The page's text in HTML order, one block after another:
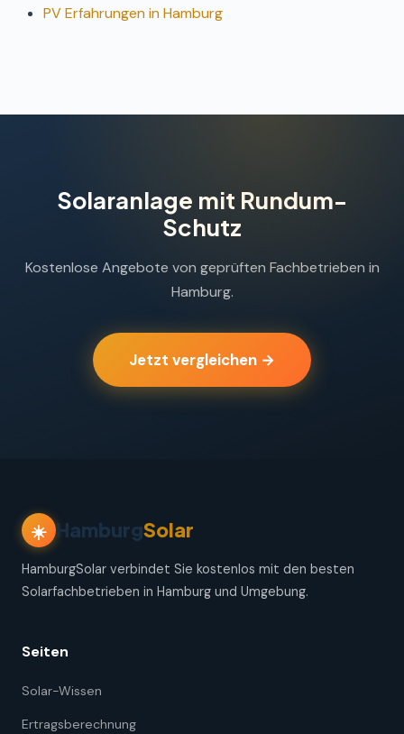
PV Erfahrungen in Hamburg
Solaranlage mit Rundum-
Schutz
Kostenlose Angebote von geprüften Fachbetrieben in
Hamburg.
Jetzt vergleichen →
☀️ HamburgSolar
HamburgSolar verbindet Sie kostenlos mit den besten
Solarfachbetrieben in Hamburg und Umgebung.
Seiten
Solar-Wissen
Ertragsberechnung